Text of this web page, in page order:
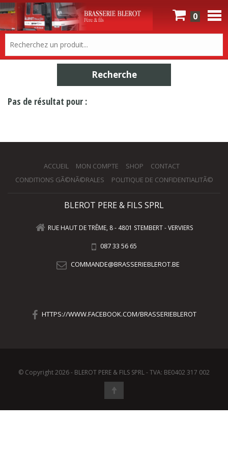
0
Pas de résultat pour :
ACCUEIL MON COMPTE SHOP
CONTACT
CONDITIONS GÃ©NÃ©RALES
POLITIQUE DE CONFIDENTIALITÃ©
BLEROT PERE & FILS SPRL
RUE HAUT DE TRÊME, 8 - 4801 STEMBERT - VERVIERS
087 33 56 65
COMMANDE@BRASSERIEBLEROT.BE
HTTPS://WWW.FACEBOOK.COM/BRASSERIEBLEROT
© Copyright 2026 - BLEROT PERE & FILS SPRL - TVA: BE0402 317 002